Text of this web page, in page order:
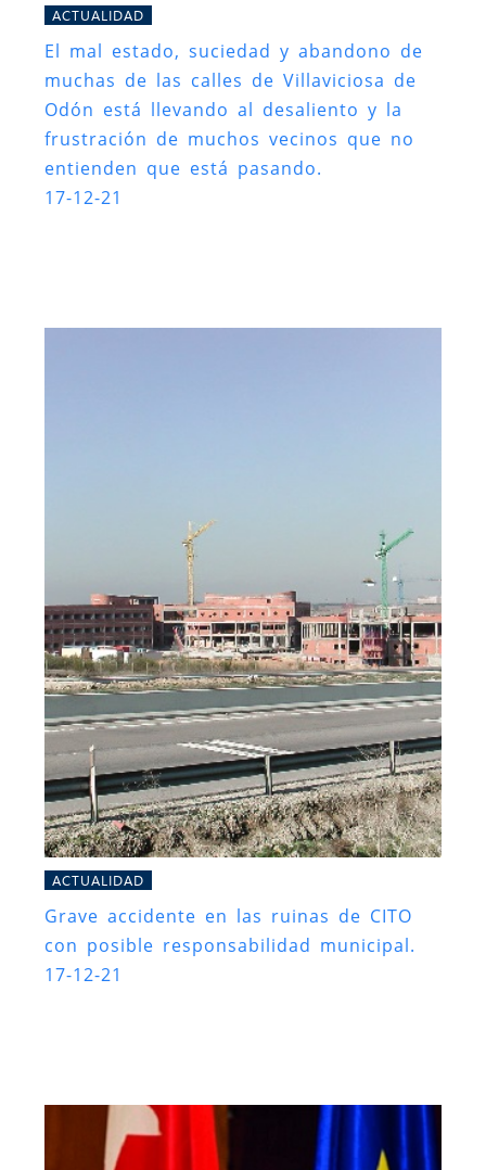
ACTUALIDAD
El mal estado, suciedad y abandono de
muchas de las calles de Villaviciosa de
Odón está llevando al desaliento y la
frustración de muchos vecinos que no
entienden que está pasando.
17-12-21
ACTUALIDAD
Grave accidente en las ruinas de CITO
con posible responsabilidad municipal.
17-12-21